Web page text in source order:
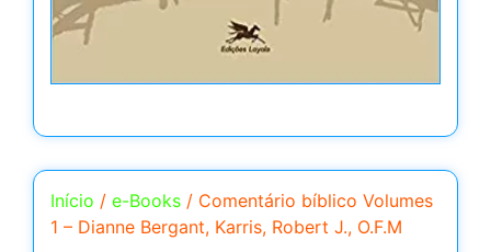
Início / e-Books / Comentário bíblico Volumes
1 – Dianne Bergant, Karris, Robert J., O.F.M